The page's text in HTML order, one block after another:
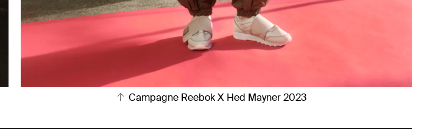
Campagne Reebok X Hed Mayner 2023